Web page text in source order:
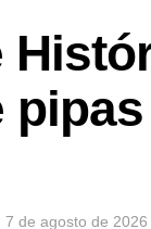
7 de agosto de 2026